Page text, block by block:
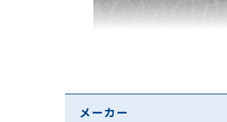
フロントには高級感漂うエン
メーカー